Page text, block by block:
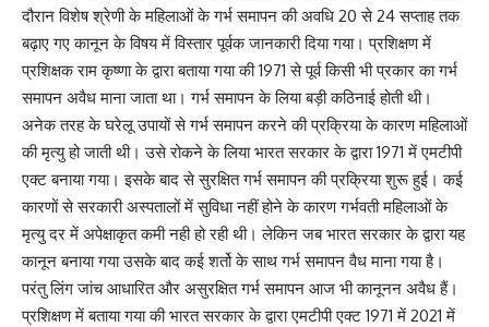
दौरान विशेष श्रेणी के महिलाओं के गर्भ समापन की अवधि 20 से 24 सप्ताह तक
बढ़ाए गए कानून के विषय में विस्तार पूर्वक जानकारी दिया गया। प्रशिक्षण में
प्रशिक्षक राम कृष्णा के द्वारा बताया गया की 1971 से पूर्व किसी भी प्रकार का गर्भ
समापन अवैध माना जाता था। गर्भ समापन के लिया बड़ी कठिनाई होती थी।
अनेक तरह के घरेलू उपायों से गर्भ समापन करने की प्रक्रिया के कारण महिलाओं
की मृत्यु हो जाती थी। उसे रोकने के लिया भारत सरकार के द्वारा 1971 में एमटीपी
एक्ट बनाया गया। इसके बाद से सुरक्षित गर्भ समापन की प्रक्रिया शुरू हुई। कई
कारणों से सरकारी अस्पतालों में सुविधा नहीं होने के कारण गर्भवती महिलाओं के
मृत्यु दर में अपेक्षाकृत कमी नही हो रही थी। लेकिन जब भारत सरकार के द्वारा यह
कानून बनाया गया उसके बाद कई शर्तो के साथ गर्भ समापन वैध माना गया है।
परंतु लिंग जांच आधारित और असुरक्षित गर्भ समापन आज भी कानूनन अवैध हैं।
प्रशिक्षण में बताया गया की भारत सरकार के द्वारा एमटीपी एक्ट 1971 में 2021 में